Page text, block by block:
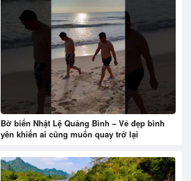
Bờ biển Nhật Lệ Quảng Bình – Vẻ đẹp bình
yên khiến ai cũng muốn quay trở lại